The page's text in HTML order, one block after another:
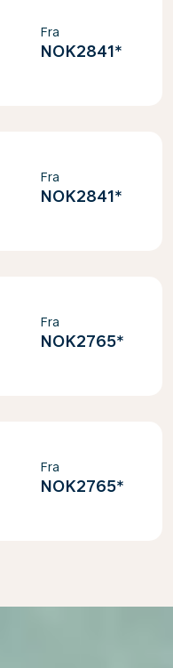
Fra
NOK2841*
Fra
NOK2841*
Fra
NOK2765*
Fra
NOK2765*